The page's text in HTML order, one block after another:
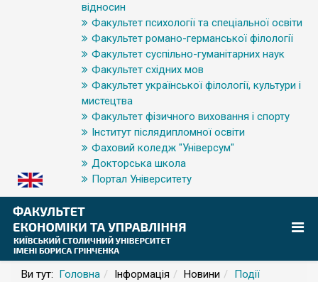
відносин
Факультет психології та спеціальної освіти
Факультет романо-германської філології
Факультет суспільно-гуманітарних наук
Факультет східних мов
Факультет української філології, культури і
мистецтва
Факультет фізичного виховання і спорту
Інститут післядипломної освіти
Фаховий коледж "Універсум"
Докторська школа
Портал Університету
Ви тут: Головна Інформація Новини
Події